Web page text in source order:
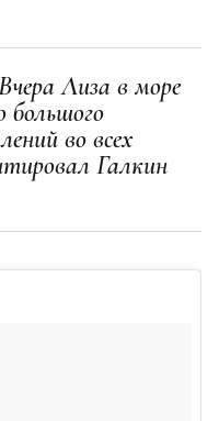
Лиза в море
большого
во всех
Галкин